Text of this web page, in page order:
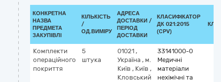
КОНКРЕТНА
НАЗВА
ПРЕДМЕТА
ЗАКУПІВЛІ
КІЛЬКІСТЬ
/
ОД.ВИМІРУ
АДРЕСА
ДОСТАВКИ /
ПЕРІОД
ДОСТАВКИ
КЛАСИФІКАТОР
ДК 021:2015
(CPV)
Комплекти
операційного
покриття
5
штука
01021 ,
Україна , м.
Київ , Київ ,
Кловський
33141000-0
Медичні
матеріали
нехімічні та